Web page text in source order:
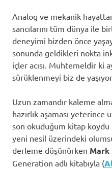
Analog ve mekanik
sancılarını tüm dünya ile
deneyimi bizden önce
sonunda geldikleri nokta
içler acısı. Muhtemeldir ki
sürüklenmeyi biz de
Uzun zamandır kaleme
hazırlık aşaması yeterince
son okuduğum kitap
yeni nesil üzerindeki
derleme düşünürken Mark
Generation adlı kitabıyla (